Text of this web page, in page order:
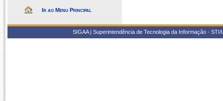
Ir ao Menu Principal
SIGAA | Superintendência de Tecnologia da Informação -